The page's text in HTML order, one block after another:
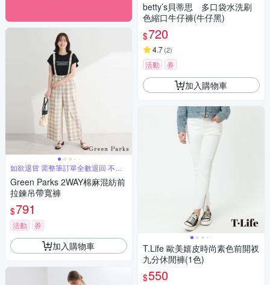
如欲退貨 需整筆訂單全數退回 不能
單退
Green Parks 2WAY棉麻混紡前
拉鍊吊帶寬褲
$791
活動 券
加入購物車
betty’s貝蒂思 多口袋水洗刷
色縮口牛仔褲(牛仔黑)
$720
4.7(2)
活動 券
加入購物車
T.Life 歐美嬉皮時尚素色前開衩
九分休閒褲(1色)
$550